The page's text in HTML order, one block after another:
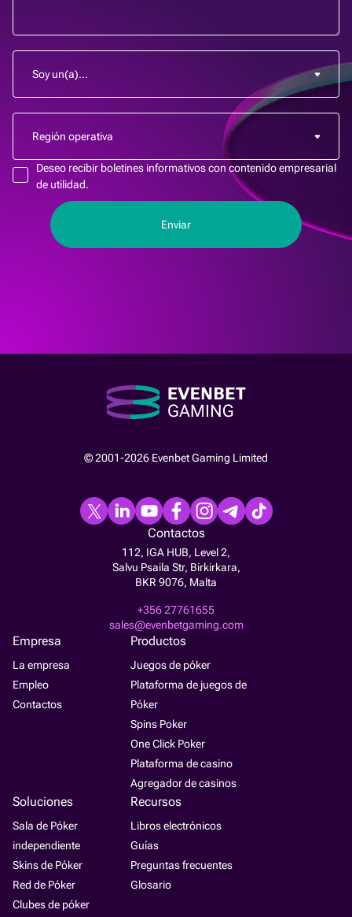
Deseo recibir boletines informativos con contenido empresarial
de utilidad.
© 2001-2026 Evenbet Gaming Limited
Empresa
La empresa
Empleo
Contactos
Productos
Juegos de póker
Plataforma de juegos de
Póker
Spins Poker
One Click Poker
Plataforma de casino
Agregador de casinos
Soluciones
Sala de Póker
independiente
Skins de Póker
Red de Póker
Clubes de póker
Recursos
Libros electrónicos
Guías
Preguntas frecuentes
Glosario
Contactos
112, IGA HUB, Level 2,
Salvu Psaila Str, Birkirkara,
BKR 9076, Malta
+356 27761655
sales@evenbetgaming.com